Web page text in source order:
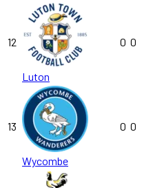
12
Luton
0 0
13
Wycombe
0 0